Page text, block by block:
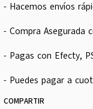
- Hacemos envíos
- Compra Asegurada
- Pagas con Efecty,
- Puedes pagar a
COMPARTIR